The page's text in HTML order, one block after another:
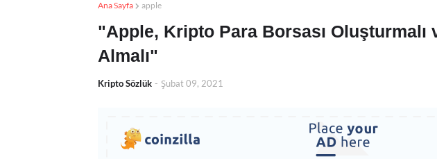
Ana Sayfa apple
"Apple, Kripto Para Borsası Oluşturmalı
Almalı"
Kripto Sözlük - Şubat 09, 2021